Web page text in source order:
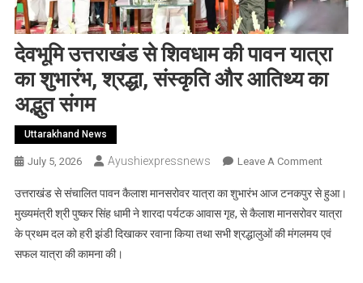
देवभूमि उत्तराखंड से शिवधाम की पावन यात्रा
का शुभारंभ, श्रद्धा, संस्कृति और आतिथ्य का
अद्भुत संगम
Uttarakhand News
July 5, 2026 Ayushiexpressnews Leave A CommentOn
उत्तराखंड
से
शिवधाम
उत्तराखंड से संचालित पावन कैलाश मानसरोवर यात्रा का शुभारंभ आज टनकपुर से हुआ।
मुख्यमंत्री श्री पुष्कर सिंह धामी ने शारदा पर्यटक आवास गृह, से कैलाश मानसरोवर यात्रा
के प्रथम दल को हरी झंडी दिखाकर रवाना किया तथा सभी श्रद्धालुओं की मंगलमय एवं
सफल यात्रा की कामना की।